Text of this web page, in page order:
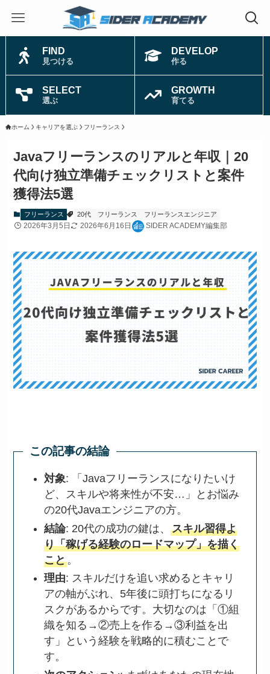
FIND
見つける
DEVELOP
作る
SELECT
選ぶ
GROWTH
育てる
ホーム キャリアを選ぶ フリーランス
Javaフリーランスのリアルと年収｜20
代向け独立準備チェックリストと案件
獲得法5選
フリーランス 20代 フリーランス フリーランスエンジニア
2026年3月5日 2026年6月16日 SIDER ACADEMY編集部
この記事の結論
対象: 「Javaフリーランスになりたいけ
ど、スキルや将来性が不安…」とお悩み
の20代Javaエンジニアの方。
結論: 20代の成功の鍵は、 スキル習得よ
り「稼げる経験のロードマップ」を描く
こと。
理由: スキルだけを追い求めるとキャリ
アの軸がぶれ、5年後に頭打ちになるリ
スクがあるからです。大切なのは「①組
織を知る→②売上を作る→③利益を出
す」という経験を戦略的に積むことで
す。